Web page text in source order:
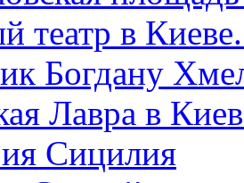
театр в
Богдану
Лавра в
Сицилия